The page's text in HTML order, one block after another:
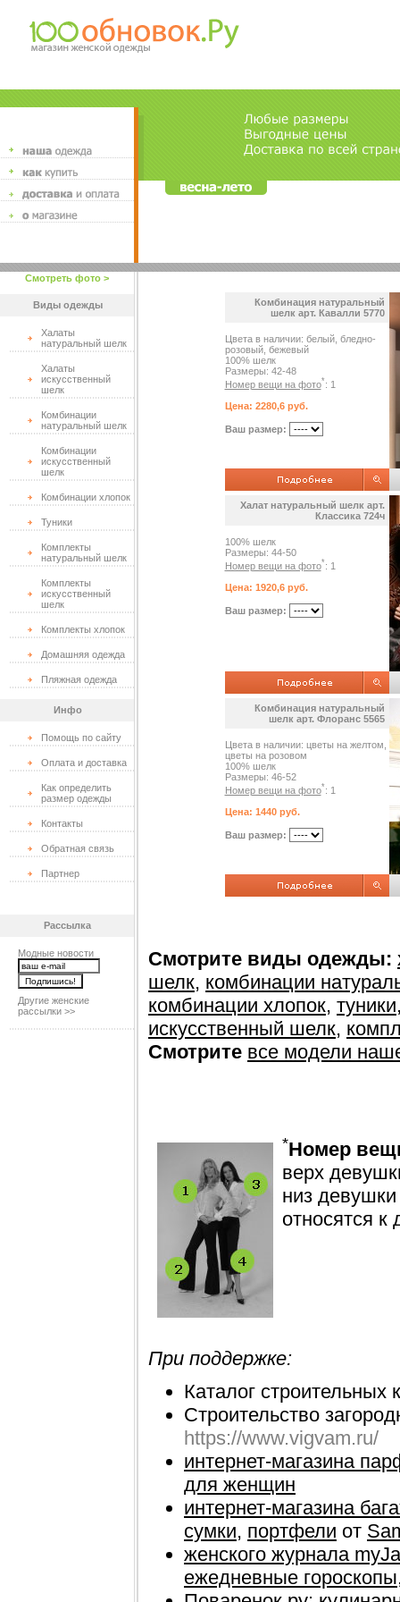
Смотреть фото >
Виды одежды
Халаты
натуральный шелк
Халаты
искусственный
шелк
Комбинации
натуральный шелк
Комбинации
искусственный
шелк
Комбинации хлопок
Туники
Комплекты
натуральный шелк
Комплекты
искусственный
шелк
Комплекты хлопок
Домашняя одежда
Пляжная одежда
Инфо
Помощь по сайту
Оплата и доставка
Как определить
размер одежды
Контакты
Обратная связь
Партнер
Рассылка
Модные новости
Другие женские
рассылки >>
Комбинация натуральный
шелк арт. Кавалли 5770
Цвета в наличии: белый, бледно-
розовый, бежевый
100% шелк
Размеры: 42-48
Номер вещи на фото*: 1
Цена: 2280,6 руб.
Ваш размер:
Халат натуральный шелк арт.
Классика 724ч
100% шелк
Размеры: 44-50
Номер вещи на фото*: 1
Цена: 1920,6 руб.
Ваш размер:
Комбинация натуральный
шелк арт. Флоранс 5565
Цвета в наличии: цветы на желтом,
цветы на розовом
100% шелк
Размеры: 46-52
Номер вещи на фото*: 1
Цена: 1440 руб.
Ваш размер:
Смотрите виды одежды:
шелк, комбинации
комбинации хлопок, туники
искусственный шелк,
Смотрите все модели
*Номер
верх
низ
относятся
При поддержке:
Каталог
Строительство
https://www.vigvam.ru/
интернет-магазина
для женщин
интернет-магазина
сумки, портфели от
женского журнала
ежедневные гороскопы